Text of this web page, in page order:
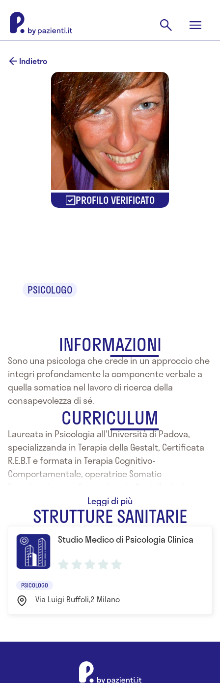
Indietro
PROFILO VERIFICATO
PSICOLOGO
INFORMAZIONI
Sono una psicologa che crede in un approccio che
integri profondamente la componente verbale a
quella somatica nel lavoro di ricerca della
consapevolezza di sé.
CURRICULUM
Laureata in Psicologia all'Università di Padova,
specializzanda in Terapia della Gestalt, Certificata
R.E.B.T e formata in Terapia Cognitivo-
Comportamentale, operatrice Somatic
Familiari presso la Hellingher Schule
STRUTTURE SANITARIE
Studio Medico di Psicologia Clinica
PSICOLOGO
Via Luigi Buffoli,2 Milano